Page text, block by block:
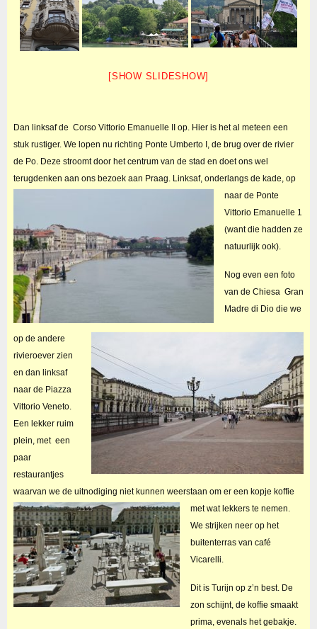
[SHOW SLIDESHOW]
Dan linksaf de Corso Vittorio Emanuelle II op. Hier is het al meteen een
stuk rustiger. We lopen nu richting Ponte Umberto I, de brug over de rivier
de Po. Deze stroomt door het centrum van de stad en doet ons wel
terugdenken aan ons bezoek aan Praag. Linksaf, onderlangs de kade, op
naar de Ponte
Vittorio Emanuelle 1
(want die hadden ze
natuurlijk ook).
Nog even een foto
van de Chiesa Gran
Madre di Dio die we
op de andere
rivieroever zien
en dan linksaf
naar de Piazza
Vittorio Veneto.
Een lekker ruim
plein, met een
paar
restaurantjes
waarvan we de uitnodiging niet kunnen weerstaan om er een kopje koffie
met wat lekkers te nemen.
We strijken neer op het
buitenterras van café
Vicarelli.
Dit is Turijn op z’n best. De
zon schijnt, de koffie smaakt
prima, evenals het gebakje.